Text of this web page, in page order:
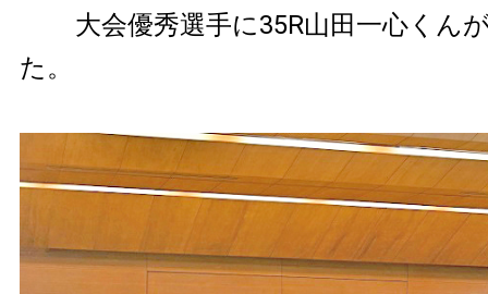
大会優秀選手に35R山田一心くん
た。